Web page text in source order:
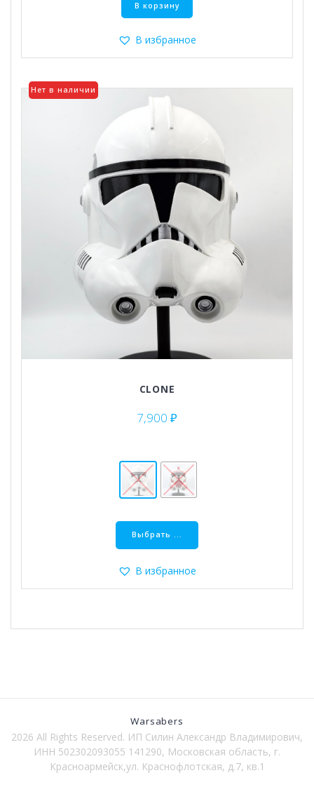
В корзину
В избранное
Нет в наличии
CLONE
7,900 ₽
Выбрать ...
Этот
имеет
Опции
В избранное
Warsabers
2026 All Rights Reserved. ИП Силин Александр Владимирович,
ИНН 502302093055 141290, Московская область, г.
Красноармейск,ул. Краснофлотская, д.7, кв.1